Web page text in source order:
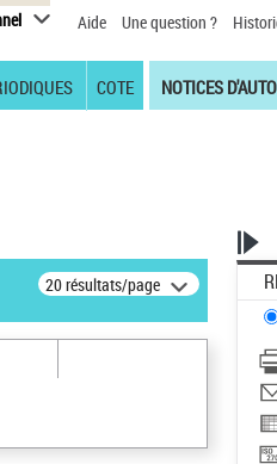
Aide Une question ?
COTE NOTICES
20 résultats/page